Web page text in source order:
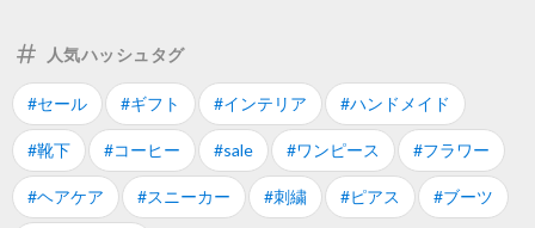
人気ハッシュタグ
#セール #ギフト #インテリア #ハンドメイド
#靴下 #コーヒー #sale #ワンピース #フラワー
#ヘアケア #スニーカー #刺繍 #ピアス #ブーツ